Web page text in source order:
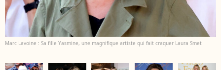
Marc Lavoine : Sa fille Yasmine, une magnifique artiste qui fait craquer Laura Smet